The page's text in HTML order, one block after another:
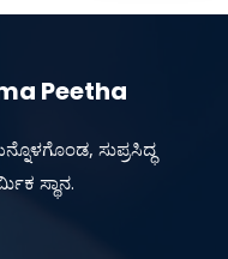
Peetha
ಸುಪ್ರಸಿದ್ಧ
ಸ್ಥಾನ.